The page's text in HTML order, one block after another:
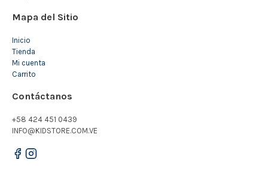
Mapa del Sitio
Inicio
Tienda
Mi cuenta
Carrito
Contáctanos
+58 424 451 0439
INFO@KIDSTORE.COM.VE